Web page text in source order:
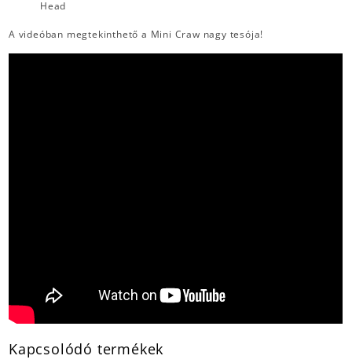
Head
A videóban megtekinthető a Mini Craw nagy tesója!
Kapcsolódó termékek